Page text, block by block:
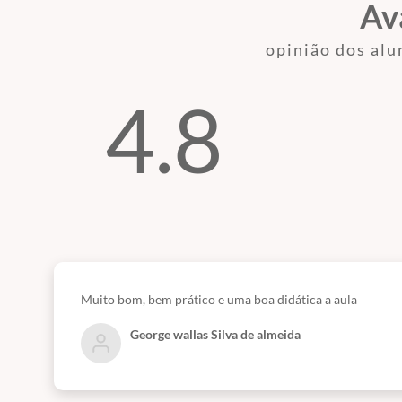
opinião dos
4.8
Muito bom, bem prático e uma boa didática a aula
George wallas Silva de almeida